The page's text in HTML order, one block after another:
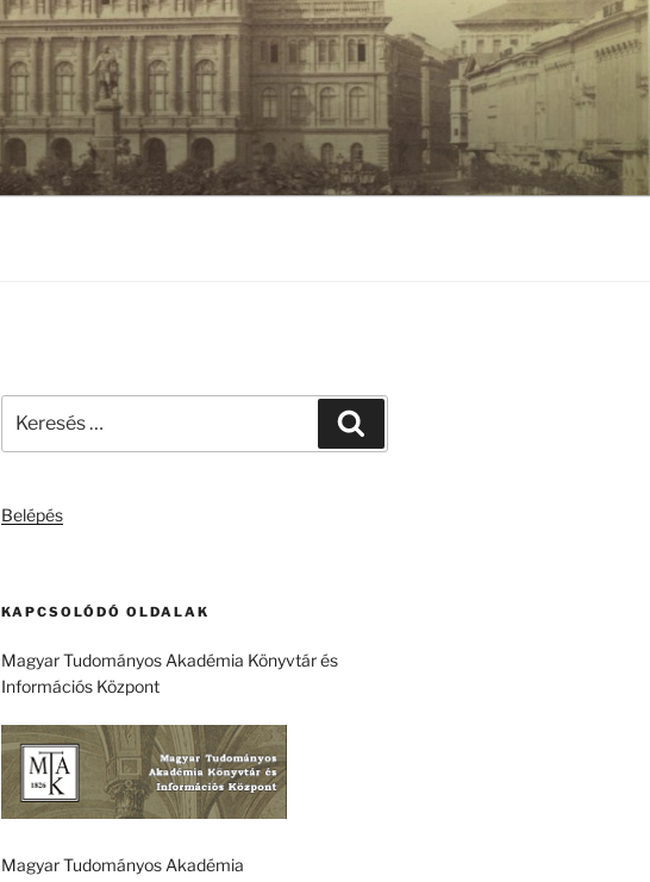
következő
Belépés
KAPCSOLÓDÓ OLDALAK
Magyar Tudományos Akadémia Könyvtár és
Információs Központ
Magyar Tudományos Akadémia